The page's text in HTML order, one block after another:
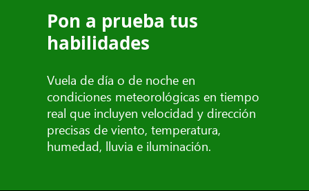
Pon a prueba tus
habilidades
Vuela de día o de noche en
condiciones meteorológicas en tiempo
real que incluyen velocidad y dirección
precisas de viento, temperatura,
humedad, lluvia e iluminación.